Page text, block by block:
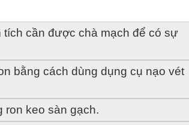
tích cần được chà mạch để có sự
bằng cách dùng dụng cụ nạo vét
ron keo sàn gạch.